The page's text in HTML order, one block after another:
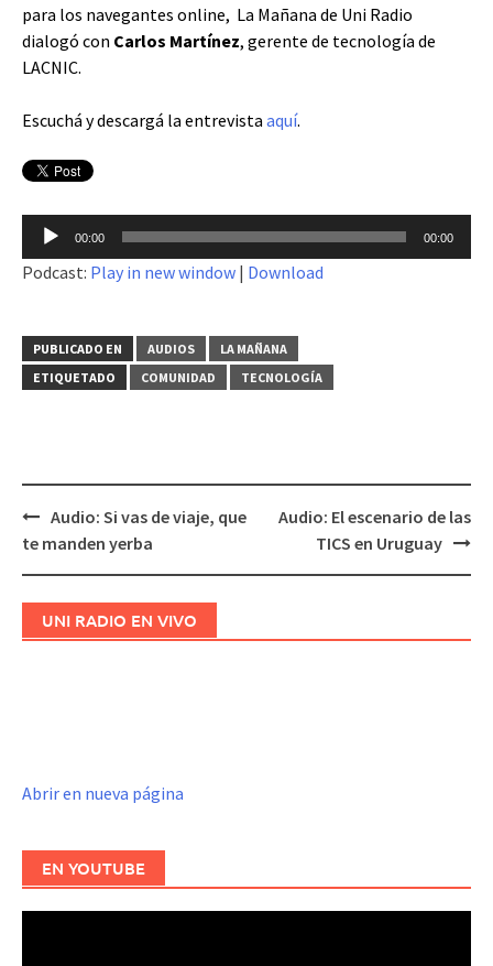
para los navegantes online, La Mañana de Uni Radio
dialogó con Carlos Martínez, gerente de tecnología de
LACNIC.
Escuchá y descargá la entrevista aquí.
Reproductor
de
audio
00:00 00:00
Podcast: Play in new window | Download
PUBLICADO EN AUDIOS
LA MAÑANA
ETIQUETADO
COMUNIDAD TECNOLOGÍA
Navegación
Audio: Si vas de viaje, que
te manden yerba
Audio: El escenario de las
TICS en Uruguay
UNI RADIO EN VIVO
Abrir en nueva página
EN YOUTUBE